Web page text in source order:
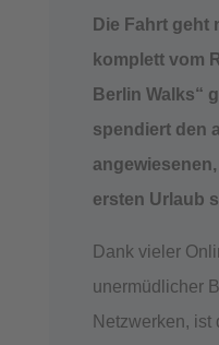
Die Fahrt geht
komplett vom
Berlin Walks“
spendiert den
ersten Urlaub
Dank vieler
unermüdlicher
Netzwerken, ist